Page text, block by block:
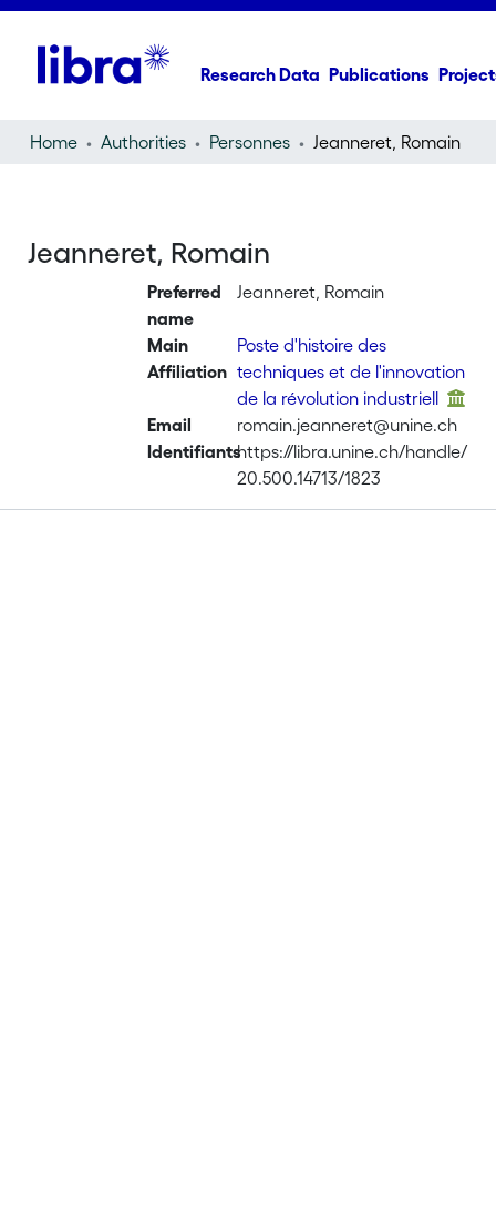
Research Data Publications
Home Authorities Personnes Jeanneret, Romain
Jeanneret, Romain
Preferred
name
Jeanneret, Romain
Main
Affiliation
Poste d'histoire des
techniques et de l'innovation
de la révolution industriell
Email
romain.jeanneret@unine.ch
Identifiantshttps://libra.unine.ch/handle/
20.500.14713/1823